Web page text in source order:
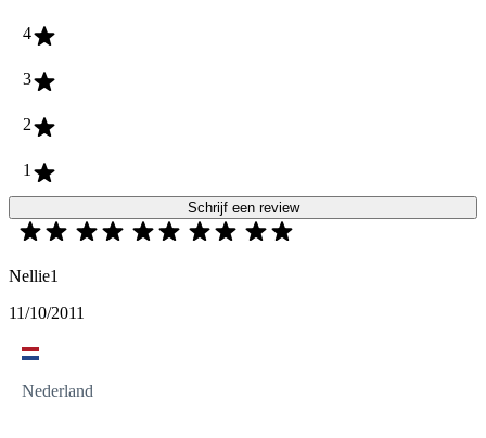
4
3
2
1
Schrijf een review
Nellie1
11/10/2011
Nederland